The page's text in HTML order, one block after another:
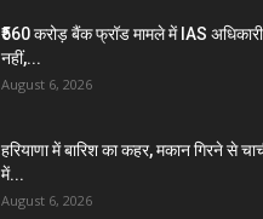
₹560 करोड़ बैंक फ्रॉड मामले में IAS
नहीं,...
August 6, 2026
हरियाणा में बारिश का कहर, मकान गिरने से
में...
August 6, 2026